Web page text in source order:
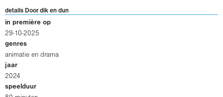
details Door dik en dun
in première op
29-10-2025
genres
animatie en drama
jaar
2024
speelduur